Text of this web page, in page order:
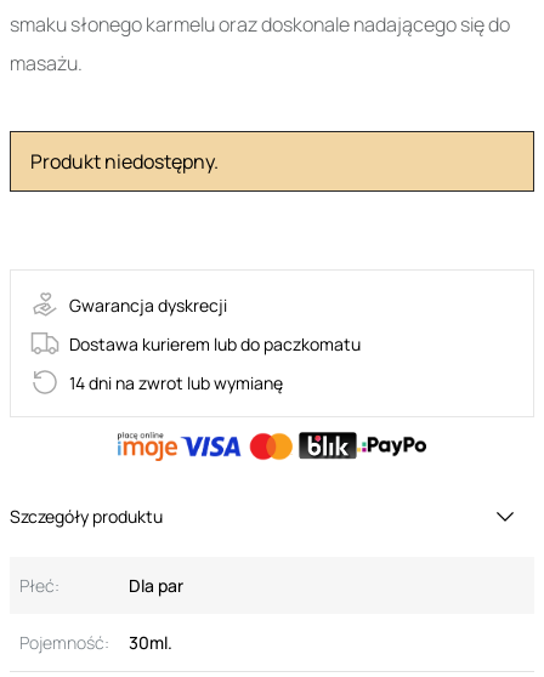
smaku słonego karmelu oraz doskonale nadającego się do
masażu.
Produkt niedostępny.
Gwarancja dyskrecji
Dostawa kurierem lub do paczkomatu
14 dni na zwrot lub wymianę
Szczegóły produktu
Płeć: Dla par
Pojemność: 30ml.